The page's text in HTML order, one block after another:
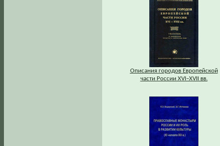
Описания городов Европейской
части России XVI–XVII вв.